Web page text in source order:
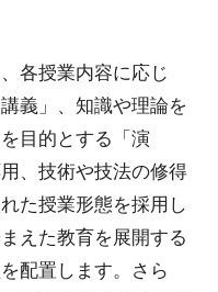
各授業内容に応じ
義」、知識や理論を
目的とする「演
、技術や技法の修得
た授業形態を採用し
えた教育を展開する
配置します。さら